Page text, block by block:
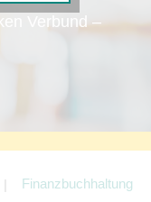
Verbund –
Finanzbuchhaltung
um die
Website
der
und